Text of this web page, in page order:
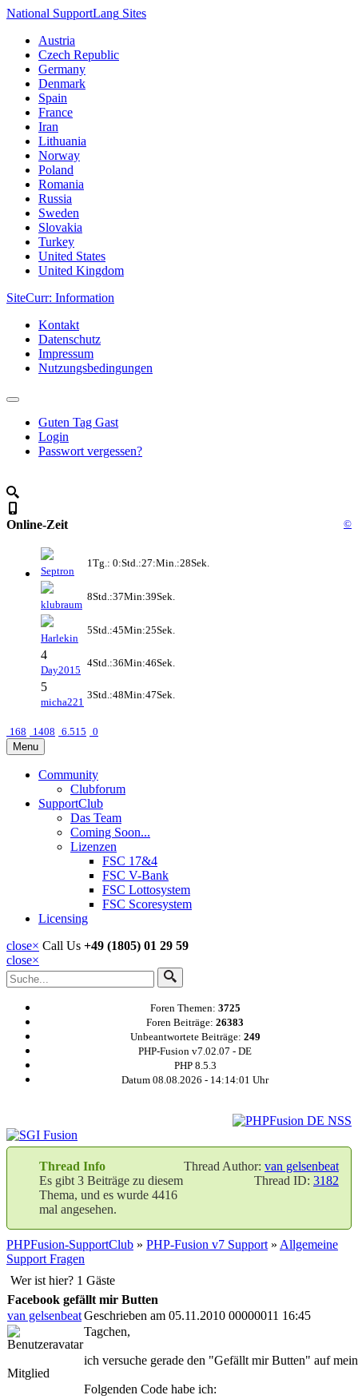
National SupportLang Sites
Austria
Czech Republic
Germany
Denmark
Spain
France
Iran
Lithuania
Norway
Poland
Romania
Russia
Sweden
Slovakia
Turkey
United States
United Kingdom
SiteCurr: Information
Kontakt
Datenschutz
Impressum
Nutzungsbedingungen
Guten Tag Gast
Login
Passwort vergessen?
Online-Zeit ©
Septron
1Tg.: 0:Std.:27:Min.:28Sek.
klubraum
8Std.:37Min:39Sek.
Harlekin
5Std.:45Min:25Sek.
4
Day2015
4Std.:36Min:46Sek.
5
micha221
3Std.:48Min:47Sek.
168 1408 6.515 0
Menu
Community
Clubforum
SupportClub
Das Team
Coming Soon...
Lizenzen
FSC 17&4
FSC V-Bank
FSC Lottosystem
FSC Scoresystem
Licensing
close× Call Us +49 (1805) 01 29 59
close×
Foren Themen: 3725
Foren Beiträge: 26383
Unbeantwortete Beiträge: 249
PHP-Fusion v7.02.07 - DE
PHP 8.5.3
Datum 08.08.2026 - 14:14:02 Uhr
Thread Author: van gelsenbeat
Thread ID: 3182
Thread Info
Es gibt 3 Beiträge zu diesem
Thema, und es wurde 4416
mal angesehen.
PHPFusion-SupportClub » PHP-Fusion v7 Support » Allgemeine
Support Fragen
Wer ist hier? 1 Gäste
Facebook gefällt mir Butten
van gelsenbeatGeschrieben am 05.11.2010 00000011 16:45
Mitglied
Tagchen,
ich versuche gerade den "Gefällt mir Butten" auf
Folgenden Code habe ich: